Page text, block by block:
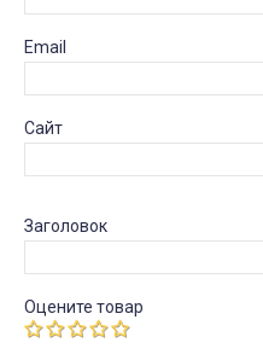
Email
Сайт
Заголовок
Оцените товар